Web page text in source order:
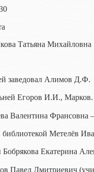
Татьяна Михайловна
заведовал Алимов Д.Ф.
Егоров И.И., Марков.
Валентина
библиотекой Метелёв
Бобрякова Екатерина
Павел Дмитриевич